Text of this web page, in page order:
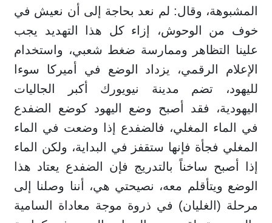
المشبوهة، وقال: لم نعد بحاجة إلى أن نعيش في
خوف من الوحوش، إزاء كل هذا التهديد يجب
علينا التظاهر وممارسة ضغط شعبي، واستخدام
الإعلام الرقمي، يزداد الوضع في أميركا سوءا
لليهود، تضم مدينة نيويورك أكبر الجاليات
اليهودية، فقد أصبح وضع اليهود كوضع الضفدع
في الماء المغلي، فالضفدع إذا وضعت في الماء
المغلي فجأة فإنها ستقفز في البداية، ولكن الماء
إذا أصبح ساخناً بالتدريج فإن الضفدع يعتاد هذا
الوضع ويتأقلم معه، نصيحتي هي، أننا وصلنا إلى
مرحلة (الغليان) في ذروة موجة معاداة السامية